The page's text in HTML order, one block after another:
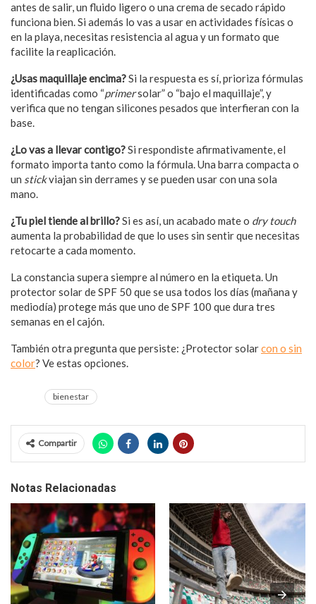
antes de salir, un fluido ligero o una crema de secado rápido
funciona bien. Si además lo vas a usar en actividades físicas o
en la playa, necesitas resistencia al agua y un formato que
facilite la reaplicación.
¿Usas maquillaje encima?Si la respuesta es sí, prioriza fórmulas
identificadas como “primersolar” o “bajo el maquillaje”, y
verifica que no tengan silicones pesados que interfieran con la
base.
¿Lo vas a llevar contigo?Si respondiste afirmativamente, el
formato importa tanto como la fórmula. Una barra compacta o
un stickviajan sin derrames y se pueden usar con una sola
mano.
¿Tu piel tiende al brillo?Si es así, un acabado mate o dry touch
aumenta la probabilidad de que lo uses sin sentir que necesitas
retocarte a cada momento.
La constancia supera siempre al número en la etiqueta. Un
protector solar de SPF 50 que se usa todos los días (mañana y
mediodía) protege más que uno de SPF 100 que dura tres
semanas en el cajón.
También otra pregunta que persiste: ¿Protector solarcon o sin
color? Ve estas opciones.
bienestar
Compartir
Notas Relacionadas